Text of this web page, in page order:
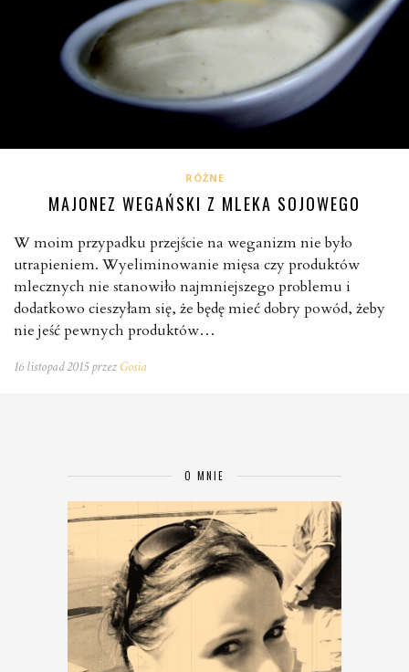
RÓŻNE
MAJONEZ WEGAŃSKI Z MLEKA SOJOWEGO
W moim przypadku przejście na weganizm nie było
utrapieniem. Wyeliminowanie mięsa czy produktów
mlecznych nie stanowiło najmniejszego problemu i
dodatkowo cieszyłam się, że będę mieć dobry powód, żeby
nie jeść pewnych produktów…
16 listopad 2015 przezGosia
O MNIE